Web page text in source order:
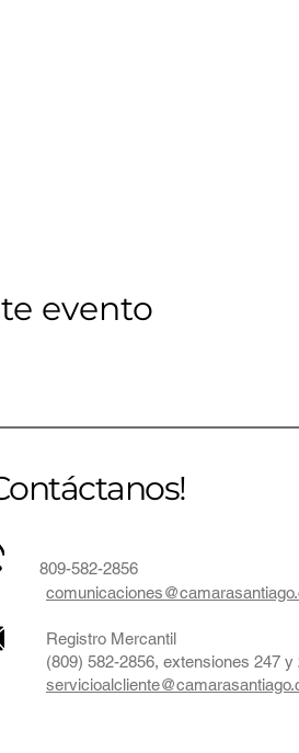
evento
809-582-2856
Registro Mercantil
(809) 582-2856, extensiones 247 y